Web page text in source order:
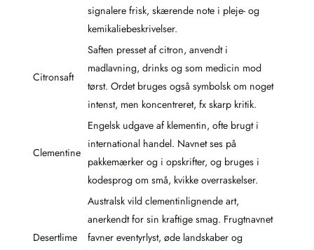
signalere frisk, skærende note i pleje- og
kemikaliebeskrivelser.
Citronsaft
Saften presset af citron, anvendt i
madlavning, drinks og som medicin mod
tørst. Ordet bruges også symbolsk om noget
intenst, men koncentreret, fx skarp kritik.
Clementine
Engelsk udgave af klementin, ofte brugt i
international handel. Navnet ses på
pakkemærker og i opskrifter, og bruges i
kodesprog om små, kvikke overraskelser.
Desertlime
Australsk vild clementinlignende art,
anerkendt for sin kraftige smag. Frugtnavnet
favner eventyrlyst, øde landskaber og